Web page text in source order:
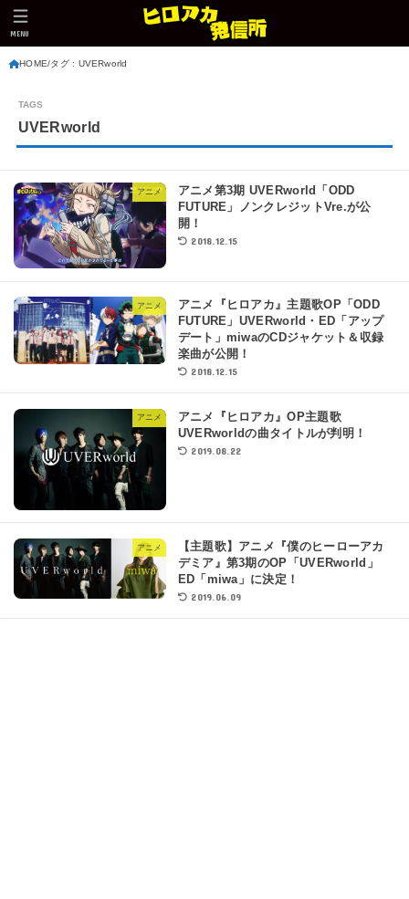
MENU
HOME タグ : UVERworld
UVERworld
アニメ
アニメ第3期 UVERworld「ODD
FUTURE」ノンクレジットVre.が公
開！
2018.12.15
アニメ
アニメ『ヒロアカ』主題歌OP「ODD
FUTURE」UVERworld・ED「アップ
デート」miwaのCDジャケット＆収録
楽曲が公開！
2018.12.15
アニメ
アニメ『ヒロアカ』OP主題歌
UVERworldの曲タイトルが判明！
2019.08.22
アニメ
【主題歌】アニメ『僕のヒーローアカ
デミア』第3期のOP「UVERworld」
ED「miwa」に決定！
2019.06.09